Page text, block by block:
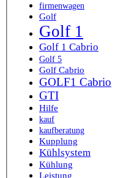
firmenwagen
Golf
Golf 1
Golf 1 Cabrio
Golf 5
Golf Cabrio
GOLF1 Cabrio
GTI
Hilfe
kauf
kaufberatung
Kupplung
Kühlsystem
Kühlung
Leistung